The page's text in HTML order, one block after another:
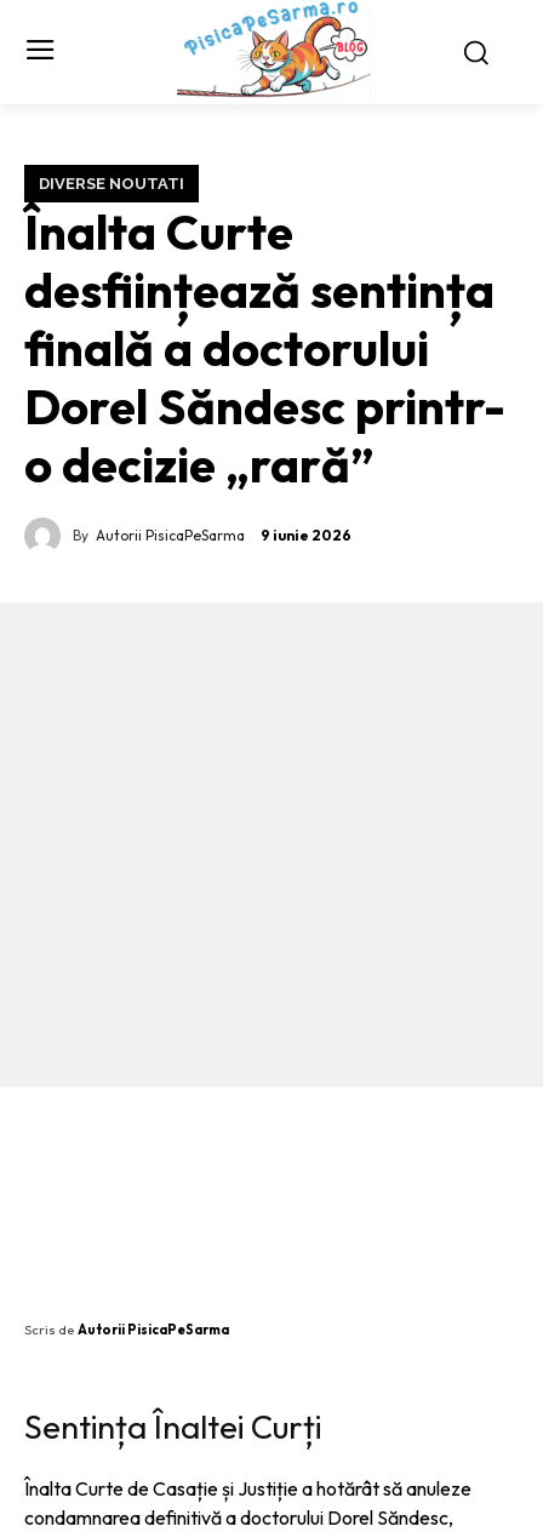
DIVERSE NOUTATI
Înalta Curte
desființează sentința
finală a doctorului
Dorel Săndesc printr-
o decizie „rară”
By Autorii PisicaPeSarma 9 iunie 2026
Scris de Autorii PisicaPeSarma
Sentința Înaltei Curți
Înalta Curte de Casație și Justiție a hotărât să anuleze
condamnarea definitivă a doctorului Dorel Săndesc,